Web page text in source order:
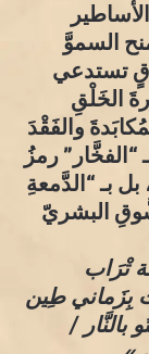
السموَّ
تستدعي
الخَلْقِ
والفَقْدَ
رمزُ
بل بـ “الدَّمعةِ
البشريّ
تْرَاب
بِزَماني طِين
بالنَّار /